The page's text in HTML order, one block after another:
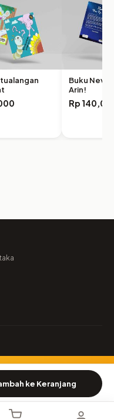
Buku Never
Arin!
Rp
ke Keranjang